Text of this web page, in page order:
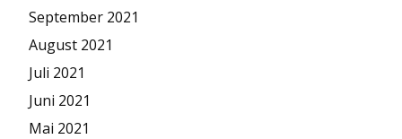
September 2021
August 2021
Juli 2021
Juni 2021
Mai 2021